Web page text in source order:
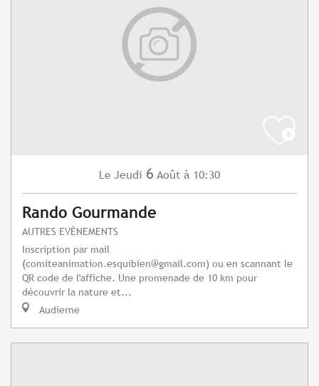
Le Jeudi 6 Août à 10:30
Rando Gourmande
AUTRES EVÈNEMENTS
Inscription par mail
(comiteanimation.esquibien@gmail.com) ou en scannant le
QR code de l'affiche. Une promenade de 10 km pour
découvrir la nature et...
Audierne